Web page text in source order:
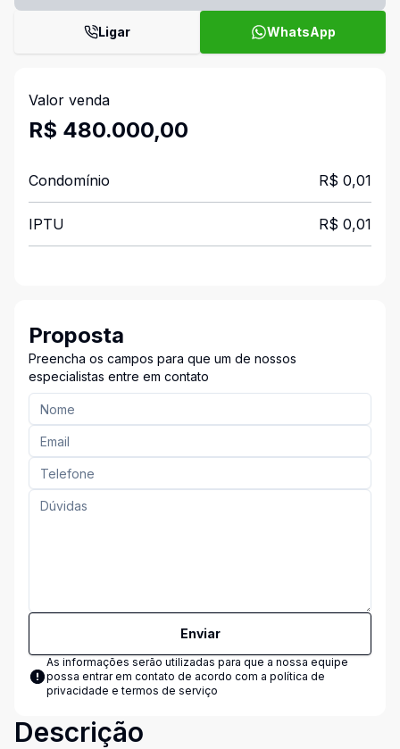
Ligar WhatsApp
Valor venda
R$ 480.000,00
Condomínio R$ 0,01
IPTU R$ 0,01
Proposta
Preencha os campos para que um de nossos
especialistas entre em contato
Enviar
As informações serão utilizadas para que a nossa equipe
possa entrar em contato de acordo com a política de
privacidade e termos de serviço
Descrição